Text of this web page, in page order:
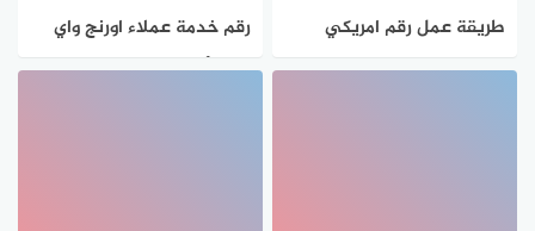
طريقة عمل رقم امريكي
للواتس اب للايفون
رقم خدمة عملاء اورنج واي
فاي وأبرز الباقات